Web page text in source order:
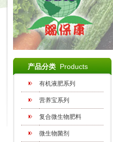
产品分类 Products
有机液肥系列
营养宝系列
复合微生物肥料
微生物菌剂